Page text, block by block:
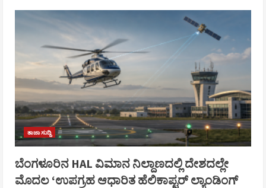
ತಾಜಾ ಸುದ್ದಿ
ಬೆಂಗಳೂರಿನ HAL ವಿಮಾನ ನಿಲ್ದಾಣದಲ್ಲಿ ದೇಶದಲ್ಲೇ
ಮೊದಲ ‘ಉಪಗ್ರಹ ಆಧಾರಿತ ಹೆಲಿಕಾಪ್ಟರ್ ಲ್ಯಾಂಡಿಂಗ್